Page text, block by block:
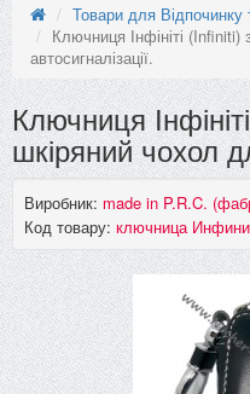
Товари для Відпочинку
Ключниця Інфініті
автосигналізації.
Ключниця
шкіряний чохол
Виробник: made in P.R.C.
Код товару: ключница